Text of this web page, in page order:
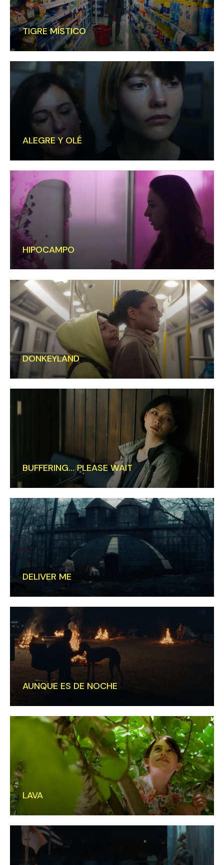
TIGRE MÍSTICO
ALEGRE Y OLÉ
HIPOCAMPO
DONKEYLAND
BUFFERING… PLEASE WAIT
DELIVER ME
AUNQUE ES DE NOCHE
LAVA